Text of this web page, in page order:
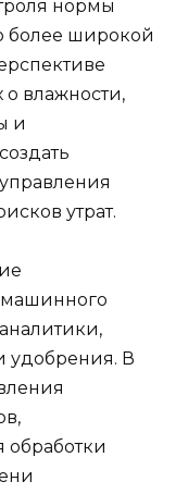
нормы
более широкой
влажности,
и
утрат.
машинного
удобрения. В
обработки